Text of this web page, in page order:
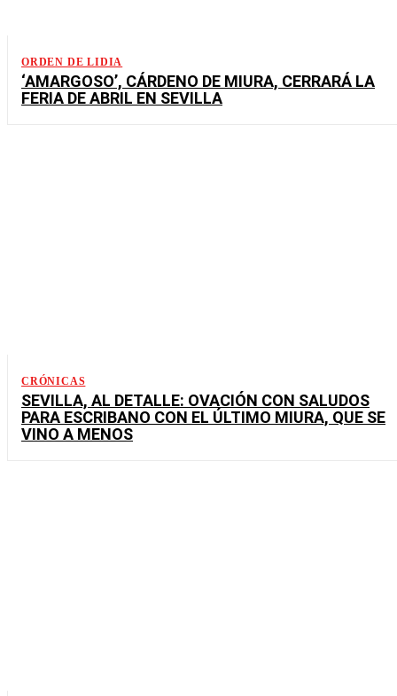
ORDEN DE LIDIA
‘AMARGOSO’, CÁRDENO DE MIURA, CERRARÁ LA
FERIA DE ABRIL EN SEVILLA
CRÓNICAS
SEVILLA, AL DETALLE: OVACIÓN CON SALUDOS
PARA ESCRIBANO CON EL ÚLTIMO MIURA, QUE SE
VINO A MENOS